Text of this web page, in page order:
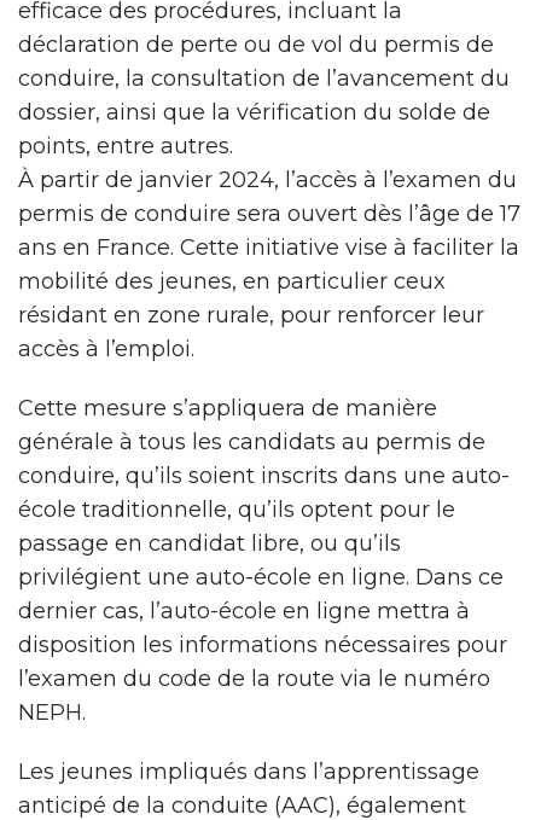
efficace des procédures, incluant la
déclaration de perte ou de vol du permis de
conduire, la consultation de l’avancement du
dossier, ainsi que la vérification du solde de
points, entre autres.
À partir de janvier 2024, l’accès à l’examen du
permis de conduire sera ouvert dès l’âge de 17
ans en France. Cette initiative vise à faciliter la
mobilité des jeunes, en particulier ceux
résidant en zone rurale, pour renforcer leur
accès à l’emploi.
Cette mesure s’appliquera de manière
générale à tous les candidats au permis de
conduire, qu’ils soient inscrits dans une auto-
école traditionnelle, qu’ils optent pour le
passage en candidat libre, ou qu’ils
privilégient une auto-école en ligne. Dans ce
dernier cas, l’auto-école en ligne mettra à
disposition les informations nécessaires pour
l’examen du code de la route via le numéro
NEPH.
Les jeunes impliqués dans l’apprentissage
anticipé de la conduite (AAC), également